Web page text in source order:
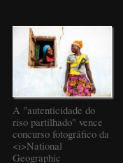
A "autenticidade do
riso partilhado" vence
concurso fotográfico da
<i>National
Geographic